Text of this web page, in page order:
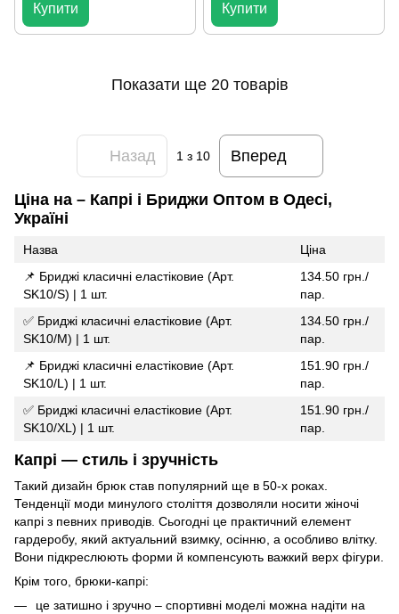
Купити Купити
Показати ще 20 товарів
Назад 1з 10 Вперед
Ціна на – Капрі і Бриджи Оптом в Одесі,
Україні
Назва
Ціна
📌 Бриджі класичні еластіковие (Арт.
SK10/S) | 1 шт.
134.50 грн./
пар.
✅ Бриджі класичні еластіковие (Арт.
SK10/M) | 1 шт.
134.50 грн./
пар.
📌 Бриджі класичні еластіковие (Арт.
SK10/L) | 1 шт.
151.90 грн./
пар.
✅ Бриджі класичні еластіковие (Арт.
SK10/XL) | 1 шт.
151.90 грн./
пар.
Капрі — стиль і зручність
Такий дизайн брюк став популярний ще в 50-х роках.
Тенденції моди минулого століття дозволяли носити жіночі
капрі з певних приводів. Сьогодні це практичний елемент
гардеробу, який актуальний взимку, осінню, а особливо влітку.
Вони підкреслюють форми й компенсують важкий верх фігури.
Крім того, брюки-капрі:
це затишно і зручно – спортивні моделі можна надіти на